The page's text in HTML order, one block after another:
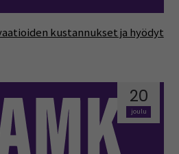
kustannukset ja hyödyt
20
joulu